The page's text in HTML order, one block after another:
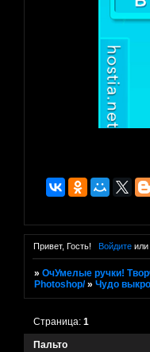
Привет, Гость! Войдитеили
»ОчУмелые ручки!
Photoshop/ »Чудо
Пальто
Страница:1